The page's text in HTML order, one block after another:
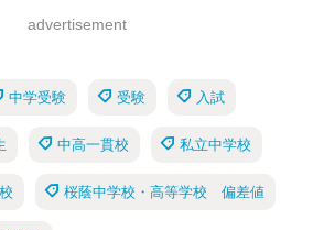
advertisement
中学受験 受験 入試
中高一貫校 私立中学校
桜蔭中学校・高等学校 偏差値